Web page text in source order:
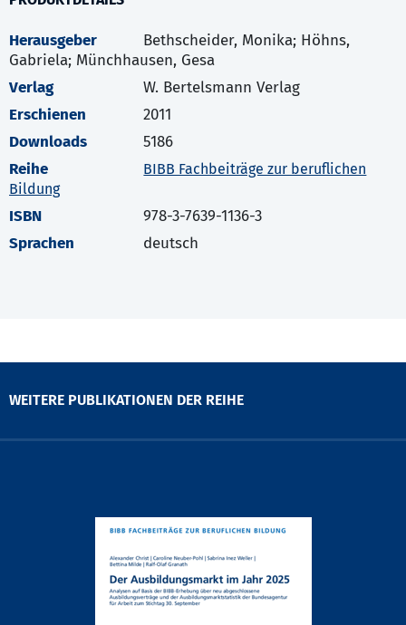
Herausgeber
Bethscheider, Monika; Höhns,
Gabriela; Münchhausen, Gesa
Verlag
W. Bertelsmann Verlag
Erschienen
2011
Downloads
5186
Reihe
BIBB Fachbeiträge zur beruflichen
Bildung
ISBN
978-3-7639-1136-3
Sprachen
deutsch
WEITERE PUBLIKATIONEN DER REIHE